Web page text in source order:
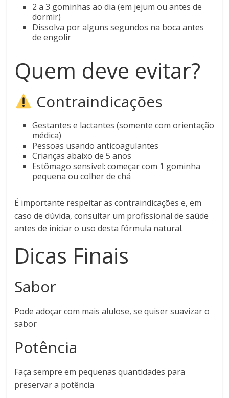
2 a 3 gominhas ao dia (em jejum ou antes de
dormir)
Dissolva por alguns segundos na boca antes
de engolir
Quem deve evitar?
Contraindicações
Gestantes e lactantes (somente com orientação
médica)
Pessoas usando anticoagulantes
Crianças abaixo de 5 anos
Estômago sensível: começar com 1 gominha
pequena ou colher de chá
É importante respeitar as contraindicações e, em
caso de dúvida, consultar um profissional de saúde
antes de iniciar o uso desta fórmula natural.
Dicas Finais
Sabor
Pode adoçar com mais alulose, se quiser suavizar o
sabor
Potência
Faça sempre em pequenas quantidades para
preservar a potência